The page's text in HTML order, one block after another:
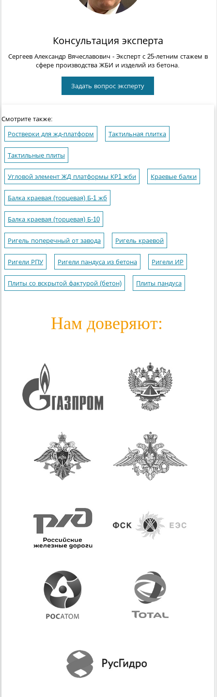
Консультация эксперта
Сергеев Александр Вячеславович - Эксперт с 25-летним стажем в
сфере производства ЖБИ и изделий из бетона.
Задать вопрос эксперту
Смотрите также:
Ростверки для жд-платформ Тактильная плитка
Тактильные плиты
Угловой элемент ЖД платформы КР1 жби Краевые балки
Балка краевая (торцевая) Б-1 жб
Балка краевая (торцевая) Б-10
Ригель поперечный от завода Ригель краевой
Ригели РПУ Ригели пандуса из бетона Ригели ИР
Плиты со вскрытой фактурой (бетон) Плиты пандуса
Нам доверяют: